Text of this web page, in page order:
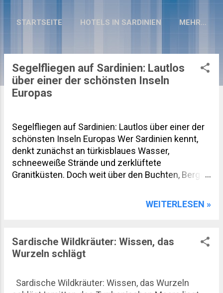
STARTSEITE HOTELS IN SARDINIEN MEHR…
PSegelfliegen auf Sardinien: Lautlos
über einer der schönsten Inseln
Europas
Segelfliegen auf Sardinien: Lautlos über einer der
schönsten Inseln Europas Wer Sardinien kennt,
denkt zunächst an türkisblaues Wasser,
schneeweiße Strände und zerklüftete
Granitküsten. Doch weit über den Buchten, Bergen
Beim Segelfliegen zeigt sich die Mittelmeerinsel
von ihrer spektakulärsten Seite. Lautlos gleiten
des Golfs von Orosei. Der Blick reicht an klaren
Tagen bis nach Korsika und weit hinaus über das
klassischen Segelflugzentren Europas, gerade
WEITERLESEN »
Sardische Wildkräuter: Wissen, das
Wurzeln schlägt
Sardische Wildkräuter: Wissen, das Wurzeln